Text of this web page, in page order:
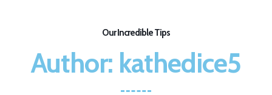
Our Incredible Tips
Author: kathedice5